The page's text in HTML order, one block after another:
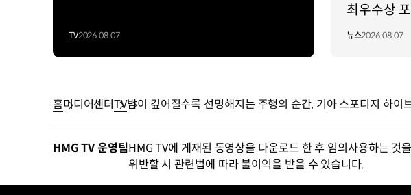
TV2026.08.07
최우수상
뉴스2026.08.07
홈미디어센터TV밤이 깊어질수록 선명해지는 주행의 순간, 기아 스포티지 하
HMG TV 운영팀HMG TV에 게재된 동영상을 다운로드 한 후 임의사용하는 것
위반할 시 관련법에 따라 불이익을 받을 수 있습니다.